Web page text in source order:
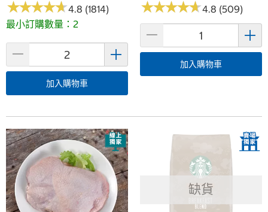
★★★★★
★★★★★4.8 (1814)
最小訂購數量：2
加入購物車
★★★★★
★★★★★4.8 (509)
加入購物車
缺貨